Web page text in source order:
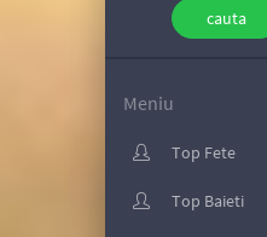
Meniu
Top Fete
Top Baieti